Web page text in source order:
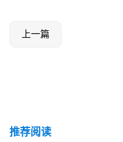
上一篇
推荐阅读